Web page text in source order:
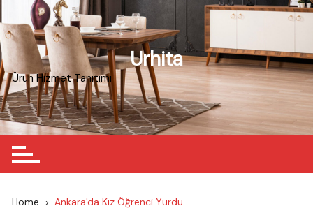
to
content
Urhita
Ürün Hizmet Tanıtımı
Home Ankara'da Kız Öğrenci Yurdu